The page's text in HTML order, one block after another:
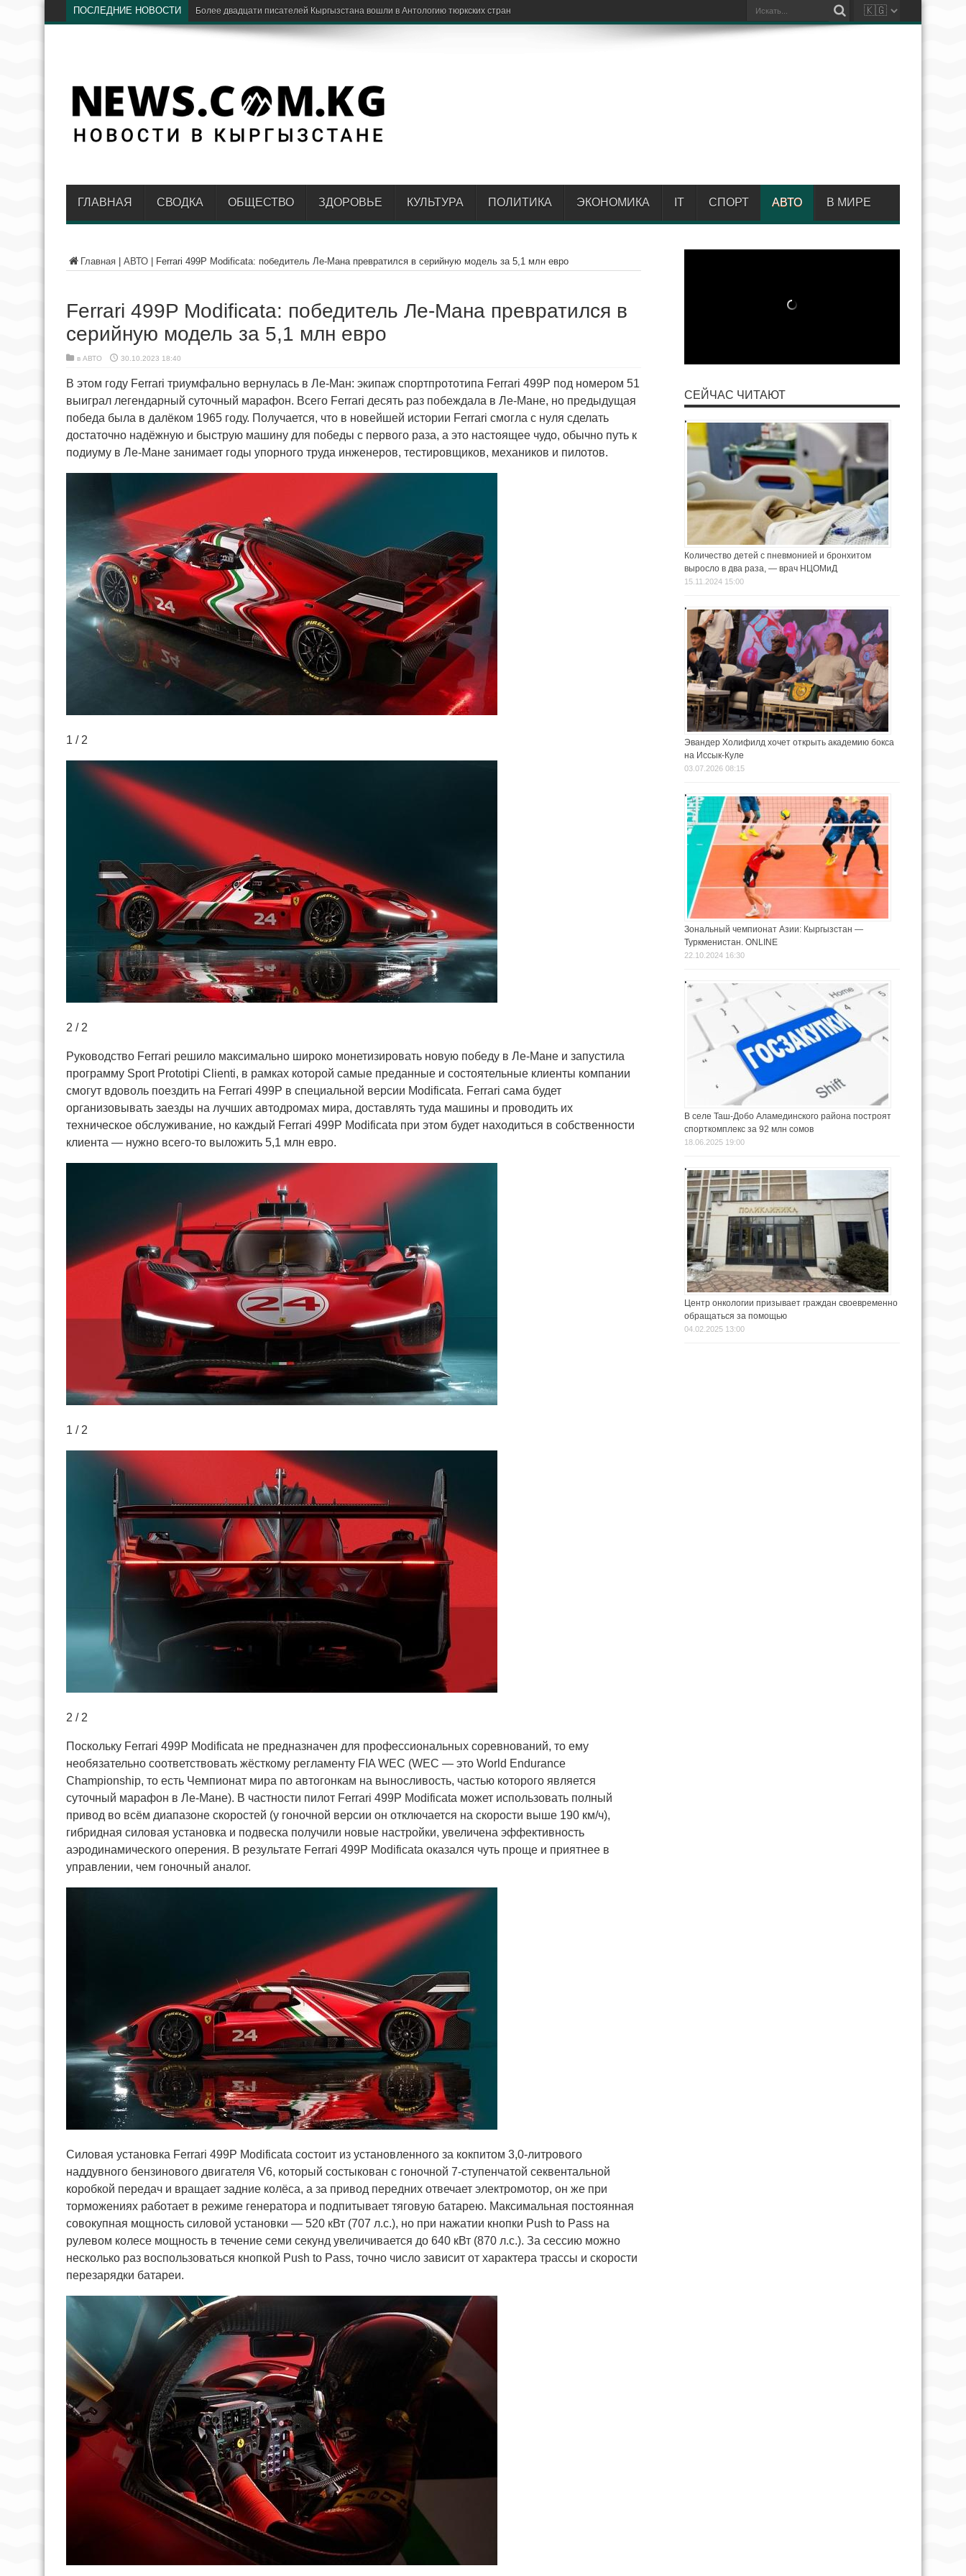
ПОСЛЕДНИЕ НОВОСТИ «Дордой» и «Мурас Юнайтед» стартуют в кв
ГЛАВНАЯ СВОДКА ОБЩЕСТВО ЗДОРОВЬЕ КУЛЬТУРА ПОЛИТИКА ЭКОНОМИКА IT СПОРТ АВТО В МИРЕ
Главная АВТО Ferrari 499P Modificata: победитель Ле-Мана превратился в серийную модель за 5,1 млн евро
Ferrari 499P Modificata: победитель Ле-Мана превратился в
серийную модель за 5,1 млн евро
в АВТО 30.10.2023 18:40
В этом году Ferrari триумфально вернулась в Ле-Ман: экипаж спортпрототипа Ferrari 499P под номером 51
выиграл легендарный суточный марафон. Всего Ferrari десять раз побеждала в Ле-Мане, но предыдущая
победа была в далёком 1965 году. Получается, что в новейшей истории Ferrari смогла с нуля сделать
достаточно надёжную и быструю машину для победы с первого раза, а это настоящее чудо, обычно путь к
подиуму в Ле-Мане занимает годы упорного труда инженеров, тестировщиков, механиков и пилотов.
1 / 2
2 / 2
Руководство Ferrari решило максимально широко монетизировать новую победу в Ле-Мане и запустила
программу Sport Prototipi Clienti, в рамках которой самые преданные и состоятельные клиенты компании
смогут вдоволь поездить на Ferrari 499P в специальной версии Modificata. Ferrari сама будет
организовывать заезды на лучших автодромах мира, доставлять туда машины и проводить их
техническое обслуживание, но каждый Ferrari 499P Modificata при этом будет находиться в собственности
клиента — нужно всего-то выложить 5,1 млн евро.
1 / 2
2 / 2
Поскольку Ferrari 499P Modificata не предназначен для профессиональных соревнований, то ему
необязательно соответствовать жёсткому регламенту FIA WEC (WEC — это World Endurance
Championship, то есть Чемпионат мира по автогонкам на выносливость, частью которого является
суточный марафон в Ле-Мане). В частности пилот Ferrari 499P Modificata может использовать полный
привод во всём диапазоне скоростей (у гоночной версии он отключается на скорости выше 190 км/ч),
гибридная силовая установка и подвеска получили новые настройки, увеличена эффективность
аэродинамического оперения. В результате Ferrari 499P Modificata оказался чуть проще и приятнее в
управлении, чем гоночный аналог.
Силовая установка Ferrari 499P Modificata состоит из установленного за кокпитом 3,0-литрового
наддувного бензинового двигателя V6, который состыкован с гоночной 7-ступенчатой секвентальной
коробкой передач и вращает задние колёса, а за привод передних отвечает электромотор, он же при
торможениях работает в режиме генератора и подпитывает тяговую батарею. Максимальная постоянная
совокупная мощность силовой установки — 520 кВт (707 л.с.), но при нажатии кнопки Push to Pass на
рулевом колесе мощность в течение семи секунд увеличивается до 640 кВт (870 л.с.). За сессию можно
несколько раз воспользоваться кнопкой Push to Pass, точно число зависит от характера трассы и скорости
перезарядки батареи.
СЕЙЧАС ЧИТАЮТ
Количество детей с пневмонией и бронхитом
выросло в два раза, — врач НЦОМиД
15.11.2024 15:00
Эвандер Холифилд хочет открыть академию бокса
на Иссык-Куле
03.07.2026 08:15
Зональный чемпионат Азии: Кыргызстан —
Туркменистан. ONLINE
22.10.2024 16:30
В селе Таш-Добо Аламединского района построят
спорткомплекс за 92 млн сомов
18.06.2025 19:00
Центр онкологии призывает граждан своевременно
обращаться за помощью
04.02.2025 13:00